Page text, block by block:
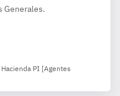
Generales.
PI [Agentes